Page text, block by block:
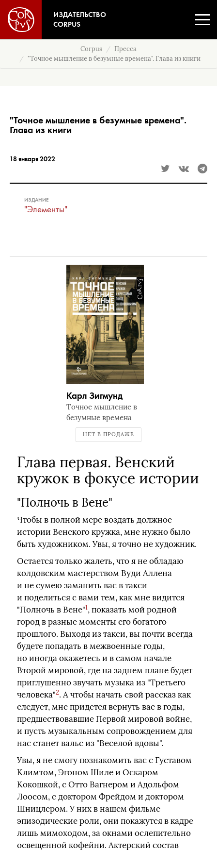
ИЗДАТЕЛЬСТВО
CORPUS
Corpus
Пресса
"Точное мышление в безумные времена". Глава из книги
"Точное мышление в безумные времена".
Глава из книги
18 января 2022
ИЗДАНИЕ
"Элементы"
Карл Зигмунд
Точное мышление в
безумные времена
НЕТ В ПРОДАЖЕ
Глава первая. Венский
кружок в фокусе истории
"Полночь в Вене"
Чтобы в полной мере воздать должное
истории Венского кружка, мне нужно было
быть художником. Увы, я точно не художник.
Остается только жалеть, что я не обладаю
колдовским мастерством Вуди Аллена
и не сумею заманить вас в такси
и поделиться с вами тем, как мне видится
"Полночь в Вене"1, показать мой родной
город в разные моменты его богатого
прошлого. Выходя из такси, вы почти всегда
будете попадать в межвоенные годы,
но иногда окажетесь и в самом начале
Второй мировой, где на заднем плане будет
приглушенно звучать музыка из "Третьего
человека"2. А чтобы начать свой рассказ как
следует, мне придется вернуть вас в годы,
предшествовавшие Первой мировой войне,
и пусть музыкальным сопровождением для
нас станет вальс из "Веселой вдовы".
Увы, я не смогу познакомить вас с Густавом
Климтом, Эгоном Шиле и Оскаром
Кокошкой, с Отто Вагнером и Адольфом
Лоосом, с доктором Фрейдом и доктором
Шницлером. У них в нашем фильме
эпизодические роли, они покажутся в кадре
лишь мимоходом, за окнами ослепительно
освещенной кофейни. Актерский состав